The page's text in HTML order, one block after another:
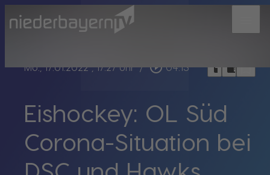
Mo., 17.01.2022, 17:27 Uhr / play_circle_outline 04:13 headphones chrome_reader_modebookmark_border
Eishockey: OL Süd
Corona-Situation bei